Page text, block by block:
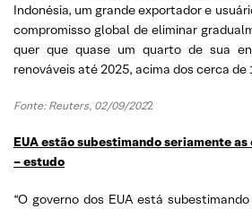
Indonésia, um grande exportador e
compromisso global de eliminar
quer que quase um quarto de sua
renováveis até 2025, acima dos cerca de
Fonte: Reuters, 02/09/2022
EUA estão subestimando seriamente
– estudo
“O governo dos EUA está